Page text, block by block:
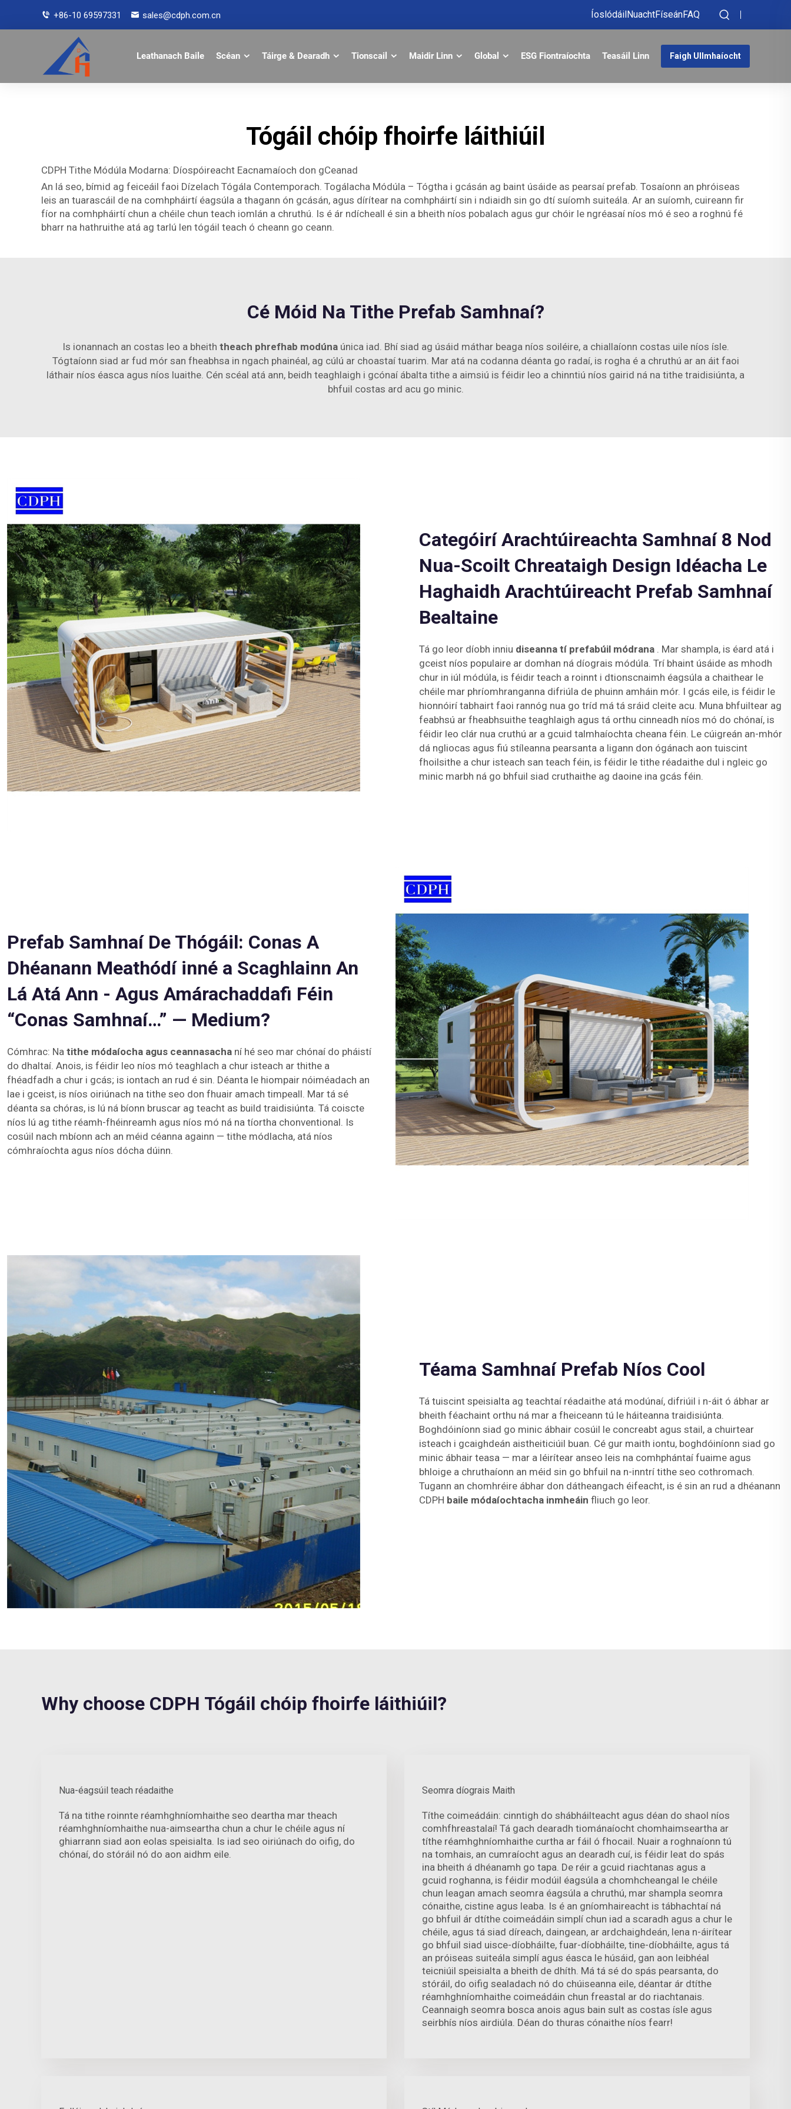
+86-10 69597331 sales@cdph.com.cn ÍoslódáilNuachtFíseánFAQ
Leathanach Baile Scéan Táirge & Dearadh Tionscail Maidir Linn Global ESG Fiontraíochta Teasáil Linn Faigh Ullmhaíocht
Tógáil chóip fhoirfe láithiúil
CDPH Tithe Módúla Modarna: Díospóireacht Eacnamaíoch don gCeanad
An lá seo, bímid ag feiceáil faoi Dízelach Tógála Contemporach. Togálacha Módúla – Tógtha i gcásán ag baint úsáide as pearsaí prefab. Tosaíonn an phróiseas
leis an tuarascáil de na comhpháirtí éagsúla a thagann ón gcásán, agus dírítear na comhpháirtí sin i ndiaidh sin go dtí suíomh suiteála. Ar an suíomh, cuireann fir
fíor na comhpháirtí chun a chéile chun teach iomlán a chruthú. Is é ár ndícheall é sin a bheith níos pobalach agus gur chóir le ngréasaí níos mó é seo a roghnú fé
bharr na hathruithe atá ag tarlú len tógáil teach ó cheann go ceann.
Cé Móid Na Tithe Prefab Samhnaí?
Is ionannach an costas leo a bheith theach phrefhab modúna única iad. Bhí siad ag úsáid máthar beaga níos soiléire, a chiallaíonn costas uile níos ísle.
Tógtaíonn siad ar fud mór san fheabhsa in ngach phainéal, ag cúlú ar choastaí tuarim. Mar atá na codanna déanta go radaí, is rogha é a chruthú ar an áit faoi
láthair níos éasca agus níos luaithe. Cén scéal atá ann, beidh teaghlaigh i gcónaí ábalta tithe a aimsiú is féidir leo a chinntiú níos gairid ná na tithe traidisiúnta, a
bhfuil costas ard acu go minic.
Categóirí Arachtúireachta Samhnaí 8 Nod
Nua-Scoilt Chreataigh Design Idéacha Le
Haghaidh Arachtúireacht Prefab Samhnaí
Bealtaine
Tá go leor díobh inniu diseanna tí prefabúil módrana . Mar shampla, is éard atá i
gceist níos populaire ar domhan ná díograis módúla. Trí bhaint úsáide as mhodh
chur in iúl módúla, is féidir teach a roinnt i dtionscnaimh éagsúla a chaithear le
chéile mar phríomhranganna difriúla de phuinn amháin mór. I gcás eile, is féidir le
hionnóirí tabhairt faoi rannóg nua go tríd má tá sráid cleite acu. Muna bhfuiltear ag
feabhsú ar fheabhsuithe teaghlaigh agus tá orthu cinneadh níos mó do chónaí, is
féidir leo clár nua cruthú ar a gcuid talmhaíochta cheana féin. Le cúigreán an-mhór
dá ngliocas agus fiú stíleanna pearsanta a ligann don ógánach aon tuiscint
fhoilsithe a chur isteach san teach féin, is féidir le tithe réadaithe dul i ngleic go
minic marbh ná go bhfuil siad cruthaithe ag daoine ina gcás féin.
Prefab Samhnaí De Thógáil: Conas A
Dhéanann Meathódí inné a Scaghlainn An
Lá Atá Ann - Agus Amárachaddafi Féin
“Conas Samhnaí…” — Medium?
Cómhrac: Na tithe módaíocha agus ceannasacha ní hé seo mar chónaí do pháistí
do dhaltaí. Anois, is féidir leo níos mó teaghlach a chur isteach ar thithe a
fhéadfadh a chur i gcás; is iontach an rud é sin. Déanta le hiompair nóiméadach an
lae i gceist, is níos oiriúnach na tithe seo don fhuair amach timpeall. Mar tá sé
déanta sa chóras, is lú ná bíonn bruscar ag teacht as build traidisiúnta. Tá coiscte
níos lú ag tithe réamh-fhéinreamh agus níos mó ná na tíortha chonventional. Is
cosúil nach mbíonn ach an méid céanna againn — tithe módlacha, atá níos
cómhraíochta agus níos dócha dúinn.
Téama Samhnaí Prefab Níos Cool
Tá tuiscint speisialta ag teachtaí réadaithe atá modúnaí, difriúil i n-áit ó ábhar ar
bheith féachaint orthu ná mar a fheiceann tú le háiteanna traidisiúnta.
Boghdóiníonn siad go minic ábhair cosúil le concreabt agus stail, a chuirtear
isteach i gcaighdeán aistheiticiúil buan. Cé gur maith iontu, boghdóiníonn siad go
minic ábhair teasa — mar a léirítear anseo leis na comhphántaí fuaime agus
bhloige a chruthaíonn an méid sin go bhfuil na n-inntrí tithe seo cothromach.
Tugann an chomhréire ábhar don dátheangach éifeacht, is é sin an rud a dhéanann
CDPH baile módaíochtacha inmheáin fliuch go leor.
Why choose CDPH Tógáil chóip fhoirfe láithiúil?
Nua-éagsúil teach réadaithe
Tá na tithe roinnte réamhghníomhaithe seo deartha mar theach
réamhghníomhaithe nua-aimseartha chun a chur le chéile agus ní
ghiarrann siad aon eolas speisialta. Is iad seo oiriúnach do oifig, do
chónaí, do stóráil nó do aon aidhm eile.
Seomra díograis Maith
Títhe coimeádáin: cinntigh do shábháilteacht agus déan do shaol níos
comhfhreastalaí! Tá gach dearadh tiománaíocht chomhaimseartha ar
títhe réamhghníomhaithe curtha ar fáil ó fhocail. Nuair a roghnaíonn tú
na tomhais, an cumraíocht agus an dearadh cuí, is féidir leat do spás
ina bheith á dhéanamh go tapa. De réir a gcuid riachtanas agus a
gcuid roghanna, is féidir modúil éagsúla a chomhcheangal le chéile
chun leagan amach seomra éagsúla a chruthú, mar shampla seomra
cónaithe, cistine agus leaba. Is é an gníomhaireacht is tábhachtaí ná
go bhfuil ár dtíthe coimeádáin simplí chun iad a scaradh agus a chur le
chéile, agus tá siad díreach, daingean, ar ardchaighdeán, lena n-áirítear
go bhfuil siad uisce-díobháilte, fuar-díobháilte, tine-díobháilte, agus tá
an próiseas suiteála simplí agus éasca le húsáid, gan aon leibhéal
teicniúil speisialta a bheith de dhíth. Má tá sé do spás pearsanta, do
stóráil, do oifig sealadach nó do chúiseanna eile, déantar ár dtíthe
réamhghníomhaithe coimeádáin chun freastal ar do riachtanais.
Ceannaigh seomra bosca anois agus bain sult as costas ísle agus
seirbhís níos airdiúla. Déan do thuras cónaithe níos fearr!